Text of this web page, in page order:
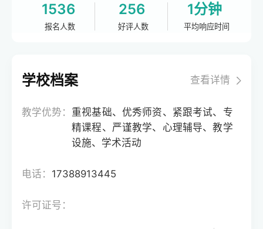
1536
报名人数
256
好评人数
1分钟
平均响应时间
学校档案 查看详情
教学优势： 重视基础、优秀师资、紧跟考试、专
精课程、严谨教学、心理辅导、教学
设施、学术活动
电话： 17388913445
许可证号：